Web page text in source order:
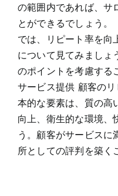
の範囲内であれば、サ
とができるでしょう。
では、リピート率を向
について見てみましょ
のポイントを考慮する
サービス提供 顧客の
本的な要素は、質の高
向上、衛生的な環境、
う。顧客がサービスに
所としての評判を築